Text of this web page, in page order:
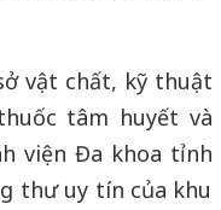
vật chất, kỹ thuật
tâm huyết và
viện Đa khoa tỉnh
thư uy tín của khu